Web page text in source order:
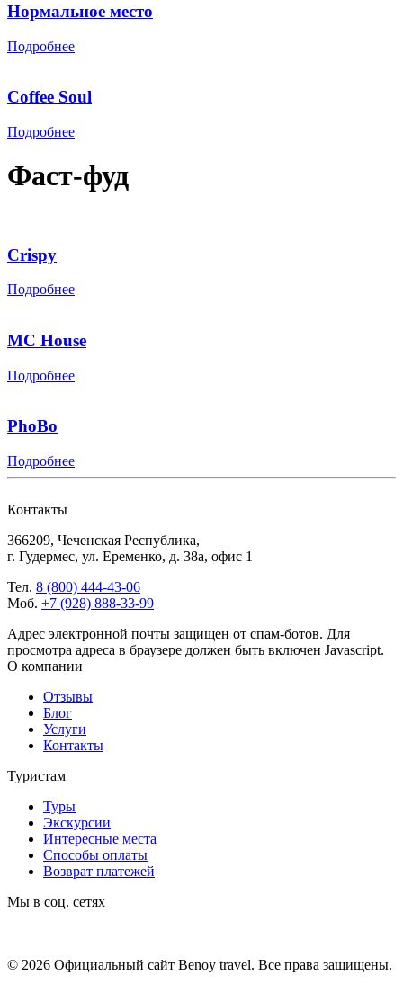
Нормальное место
Подробнее
Coffee Soul
Подробнее
Фаст-фуд
Crispy
Подробнее
MC House
Подробнее
PhoBo
Подробнее
Контакты
366209, Чеченская Республика,
г. Гудермес, ул. Еременко, д. 38а, офис 1
Тел. 8 (800) 444-43-06
Моб. +7 (928) 888-33-99
Адрес электронной почты защищен от спам-ботов. Для
просмотра адреса в браузере должен быть включен Javascript.
О компании
Отзывы
Блог
Услуги
Контакты
Туристам
Туры
Экскурсии
Интересные места
Способы оплаты
Возврат платежей
Мы в соц. сетях
© 2026 Официальный сайт Benoy travel. Все права защищены.